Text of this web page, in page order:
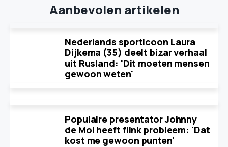
Aanbevolen artikelen
Nederlands sporticoon Laura
Dijkema (35) deelt bizar verhaal
uit Rusland: 'Dit moeten mensen
gewoon weten'
Populaire presentator Johnny
de Mol heeft flink probleem: 'Dat
kost me gewoon punten'